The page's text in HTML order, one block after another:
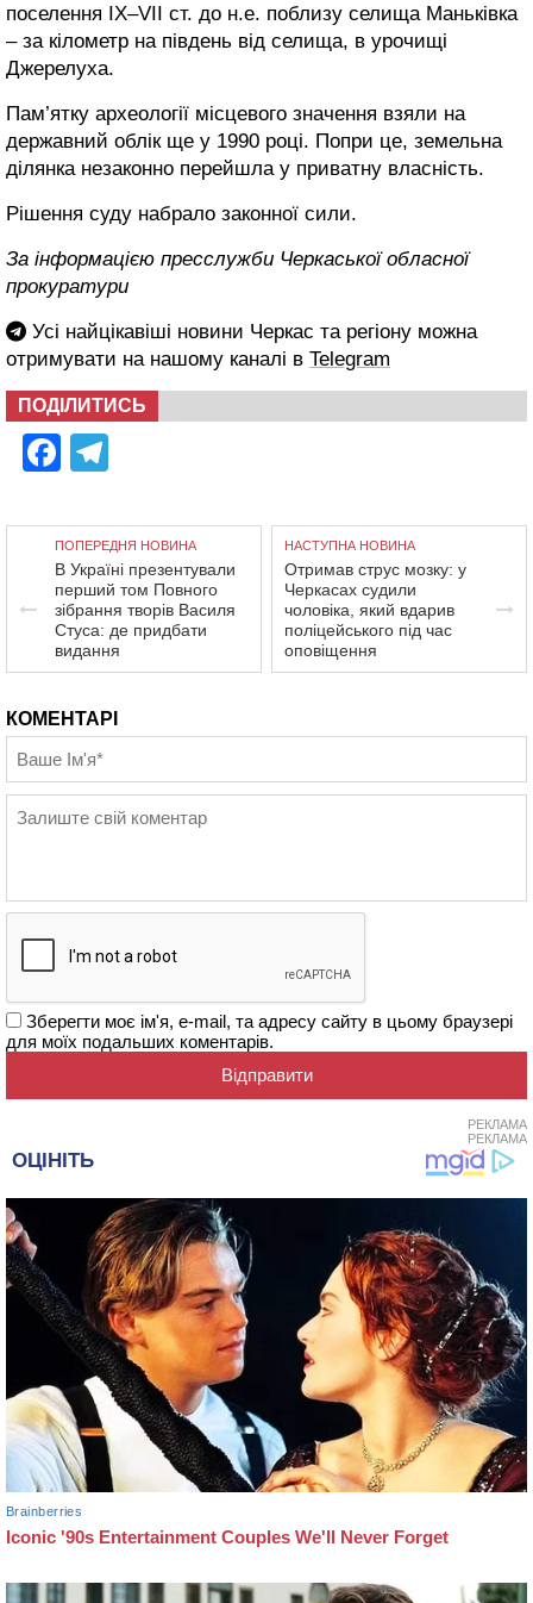
поселення IX–VII ст. до н.е. поблизу селища Маньківка
– за кілометр на південь від селища, в урочищі
Джерелуха.
Пам’ятку археології місцевого значення взяли на
державний облік ще у 1990 році. Попри це, земельна
ділянка незаконно перейшла у приватну власність.
Рішення суду набрало законної сили.
За інформацією пресслужби Черкаської обласної
прокуратури
Усі найцікавіші новини Черкас та регіону можна
отримувати на нашому каналі в Telegram
ПОДІЛИТИСЬ
Facebook
ПОПЕРЕДНЯ НОВИНА
В Україні презентували
перший том Повного
зібрання творів Василя
Стуса: де придбати
видання
НАСТУПНА НОВИНА
Отримав струс мозку: у
Черкасах судили
чоловіка, який вдарив
поліцейського під час
оповіщення
КОМЕНТАРІ
Зберегти моє ім'я, e-mail, та адресу сайту в цьому браузері
для моїх подальших коментарів.
РЕКЛАМА
РЕКЛАМА